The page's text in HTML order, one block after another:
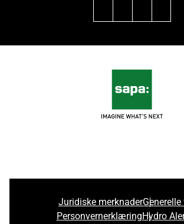
Juridiske merknader
PersonvernerklæringHydro